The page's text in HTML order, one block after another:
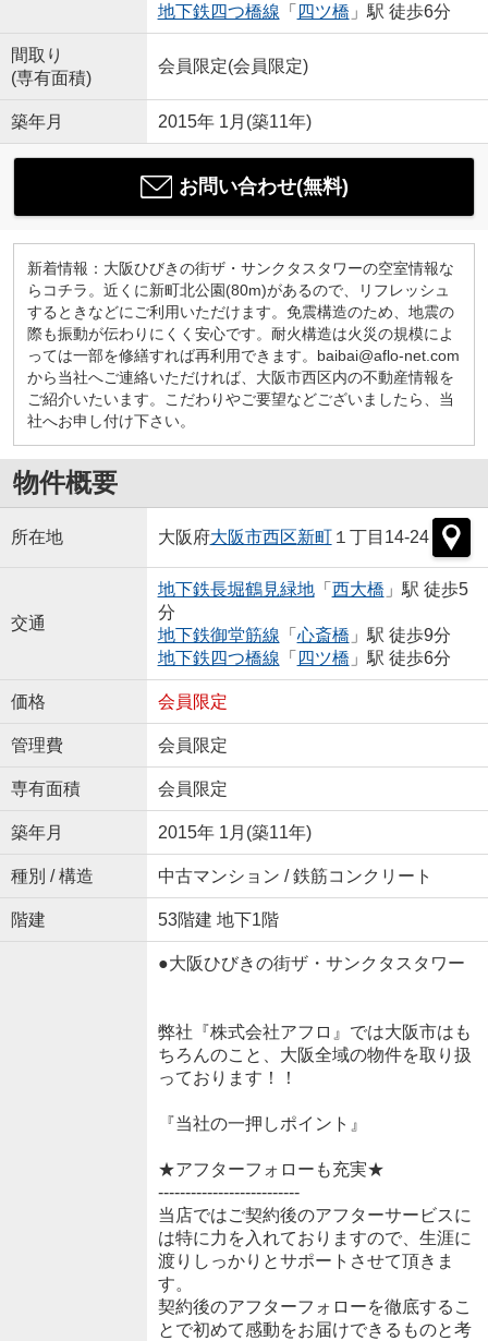
地下鉄四つ橋線 「 四ツ橋 」駅 徒歩6分
間取り
(専有面積)
会員限定(会員限定)
築年月 2015年 1月(築11年)
お問い合わせ(無料)
新着情報：大阪ひびきの街ザ・サンクタスタワーの空室情報な
らコチラ。近くに新町北公園(80m)があるので、リフレッシュ
するときなどにご利用いただけます。免震構造のため、地震の
際も振動が伝わりにくく安心です。耐火構造は火災の規模によ
っては一部を修繕すれば再利用できます。baibai@aflo-net.com
から当社へご連絡いただければ、大阪市西区内の不動産情報を
ご紹介いたいます。こだわりやご要望などございましたら、当
社へお申し付け下さい。
物件概要
所在地 大阪府大阪市西区新町１丁目14-24
交通
地下鉄長堀鶴見緑地「 西大橋 」駅 徒歩5
分
地下鉄御堂筋線 「 心斎橋 」駅 徒歩9分
地下鉄四つ橋線 「 四ツ橋 」駅 徒歩6分
価格 会員限定
管理費 会員限定
専有面積 会員限定
築年月 2015年 1月(築11年)
種別 / 構造 中古マンション / 鉄筋コンクリート
階建 53階建 地下1階
●大阪ひびきの街ザ・サンクタスタワー
弊社『株式会社アフロ』では大阪市はも
ちろんのこと、大阪全域の物件を取り扱
っております！！
『当社の一押しポイント』
★アフターフォローも充実★
--------------------------
当店ではご契約後のアフターサービスに
は特に力を入れておりますので、生涯に
渡りしっかりとサポートさせて頂きま
す。
契約後のアフターフォローを徹底するこ
とで初めて感動をお届けできるものと考